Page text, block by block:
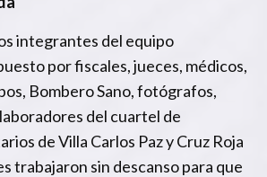
integrantes del equipo
por fiscales, jueces, médicos,
Bombero Sano, fotógrafos,
del cuartel de
de Villa Carlos Paz y Cruz Roja
trabajaron sin descanso para que